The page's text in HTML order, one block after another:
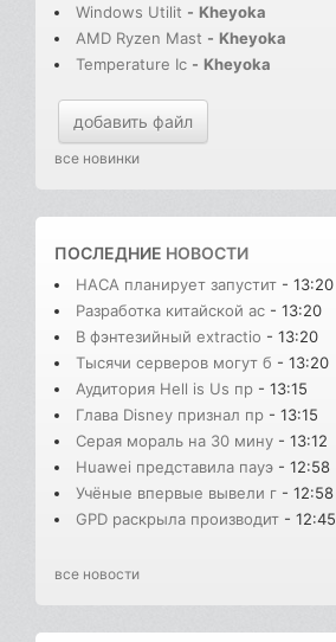
Windows Utilit - Kheyoka
AMD Ryzen Mast - Kheyoka
Temperature Ic - Kheyoka
добавить файл
все новинки
ПОСЛЕДНИЕ НОВОСТИ
НАСА планирует запустит - 13:20
Разработка китайской ac - 13:20
В фэнтезийный extractio - 13:20
Тысячи серверов могут б - 13:20
Аудитория Hell is Us пр - 13:15
Глава Disney признал пр - 13:15
Серая мораль на 30 мину - 13:12
Huawei представила пауэ - 12:58
Учёные впервые вывели г - 12:58
GPD раскрыла производит - 12:45
все новости